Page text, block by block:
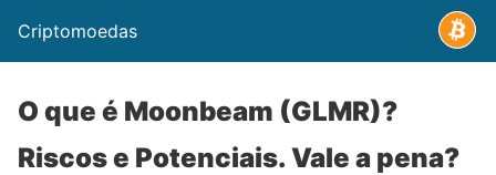
Criptomoedas
O que é Moonbeam (GLMR)?
Riscos e Potenciais. Vale a pena?